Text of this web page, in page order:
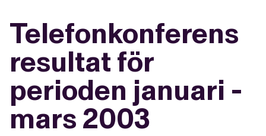
Telefonkonferens
resultat för
perioden januari -
mars 2003